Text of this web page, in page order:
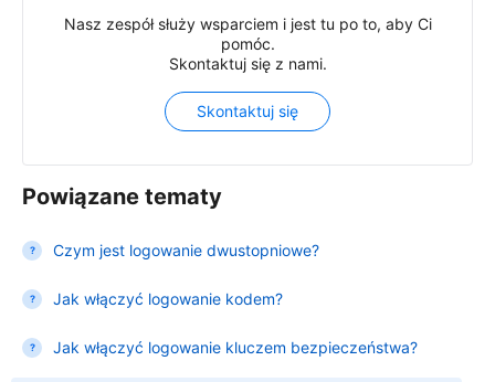
Powiązane tematy
Czym jest logowanie dwustopniowe?
Jak włączyć logowanie kodem?
Jak włączyć logowanie kluczem bezpieczeństwa?
Nasz zespół służy wsparciem i jest tu po to, aby Ci
pomóc.
Skontaktuj się z nami.
Skontaktuj się